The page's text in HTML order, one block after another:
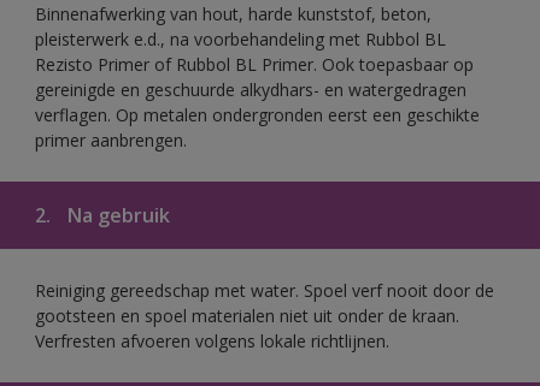
Binnenafwerking van hout, harde kunststof, beton,
pleisterwerk e.d., na voorbehandeling met Rubbol BL
Rezisto Primer of Rubbol BL Primer. Ook toepasbaar op
gereinigde en geschuurde alkydhars- en watergedragen
verflagen. Op metalen ondergronden eerst een geschikte
primer aanbrengen.
2. Na gebruik
Reiniging gereedschap met water. Spoel verf nooit door de
gootsteen en spoel materialen niet uit onder de kraan.
Verfresten afvoeren volgens lokale richtlijnen.